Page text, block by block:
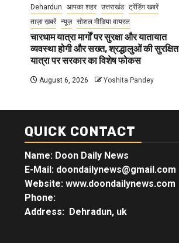
Dehardun आपका शहर उत्तराखंड ट्रेंडिंग खबरें
ताज़ा ख़बरें न्यूज़ सोशल मीडिया वायरल
चारधाम यात्रा मार्गों पर सुरक्षा और यातायात
व्यवस्था होगी और सख्त, श्रद्धालुओं की सुरक्षित
यात्रा पर सरकार का विशेष फोकस
August 6, 2026 Yoshita Pandey
QUICK CONTACT
Name: Doon Daily News
E-Mail: doondailynews@gmail.com
Website: www.doondailynews.com
Phone:
Address: Dehradun, uk